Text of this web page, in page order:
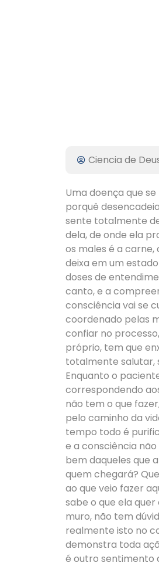
Ciencia de
Uma doença que
porquê
sente totalmente
dela, de onde ela
os males é a
deixa em um
doses de
canto, e a
consciência vai se
coordenado pelas
confiar no
próprio, tem que
totalmente salutar,
Enquanto o
correspondendo
não tem o que
pelo caminho da
tempo todo é
e a consciência
bem daqueles que
quem chegará?
ao que veio fazer
sabe o que ela
muro, não tem
realmente isto no
demonstra toda
é outro sentimento